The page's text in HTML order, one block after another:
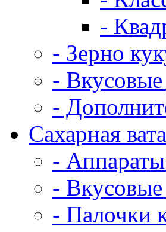
-
- Зерно
-
-
Сахарная вата
-
- Вкусовые
- Палочки